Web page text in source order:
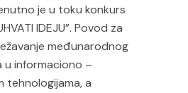
je u toku konkurs
IDEJU”. Povod za
međunarodnog
u informaciono –
tehnologijama, a